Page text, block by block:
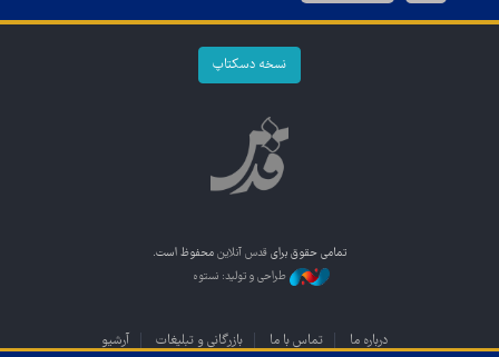
نسخه دسکتاپ
تمامی حقوق برای قدس آنلاین محفوظ است.
طراحی و تولید: نستوه
درباره ما تماس با ما بازرگانی و تبلیغات آرشیو